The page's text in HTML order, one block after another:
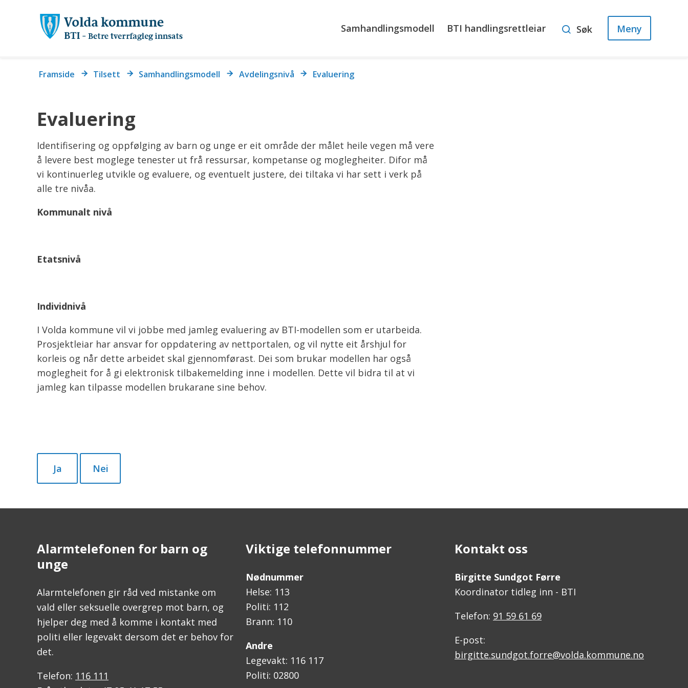
Samhandlingsmodell BTI handlingsrettleiar Søk Meny
Du
Framside Tilsett Samhandlingsmodell Avdelingsnivå Evaluering
Evaluering
Identifisering og oppfølging av barn og unge er eit område der målet heile vegen må vere
å levere best moglege tenester ut frå ressursar, kompetanse og moglegheiter. Difor må
vi kontinuerleg utvikle og evaluere, og eventuelt justere, dei tiltaka vi har sett i verk på
alle tre nivåa.
Kommunalt nivå
Etatsnivå
Individnivå
I Volda kommune vil vi jobbe med jamleg evaluering av BTI-modellen som er utarbeida.
Prosjektleiar har ansvar for oppdatering av nettportalen, og vil nytte eit årshjul for
korleis og når dette arbeidet skal gjennomførast. Dei som brukar modellen har også
moglegheit for å gi elektronisk tilbakemelding inne i modellen. Dette vil bidra til at vi
jamleg kan tilpasse modellen brukarane sine behov.
Ja Nei
Alarmtelefonen for barn og
unge
Alarmtelefonen gir råd ved mistanke om
vald eller seksuelle overgrep mot barn, og
hjelper deg med å komme i kontakt med
politi eller legevakt dersom det er behov for
det.
Telefon: 116 111
Viktige telefonnummer
Nødnummer
Helse: 113
Politi: 112
Brann: 110
Andre
Legevakt: 116 117
Politi: 02800
Kontakt oss
Birgitte Sundgot Førre
Koordinator tidleg inn - BTI
Telefon: 91 59 61 69
E-post:
birgitte.sundgot.forre@volda.kommune.no